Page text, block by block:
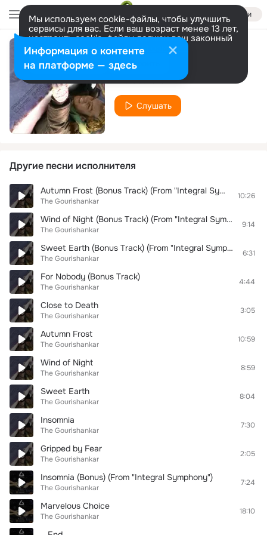
Войти
Мы используем cookie-файлы, чтобы улучшить
сервисы для вас. Если ваш возраст менее 13 лет,
настроить cookie-файлы должен ваш законный
представитель. Больше информации
Разрешить все Настроить
In the Hope
The Gourishankar
Слушать
Другие песни исполнителя
Autumn Frost (Bonus Track) (From "Integral Symphony")
The Gourishankar
10:26
Wind of Night (Bonus Track) (From "Integral Symphony")
The Gourishankar
9:14
Sweet Earth (Bonus Track) (From "Integral Symphony")
The Gourishankar
6:31
For Nobody (Bonus Track)
The Gourishankar
4:44
Close to Death
The Gourishankar
3:05
Autumn Frost
The Gourishankar
10:59
Wind of Night
The Gourishankar
8:59
Sweet Earth
The Gourishankar
8:04
Insomnia
The Gourishankar
7:30
Gripped by Fear
The Gourishankar
2:05
Insomnia (Bonus) (From "Integral Symphony")
The Gourishankar
7:24
Marvelous Choice
The Gourishankar
18:10
Информация о контенте
на платформе — здесь